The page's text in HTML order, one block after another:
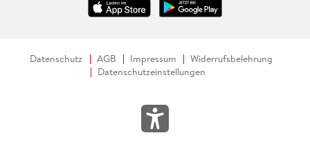
Datenschutz AGB Impressum
Widerrufsbelehrung
Datenschutzeinstellungen